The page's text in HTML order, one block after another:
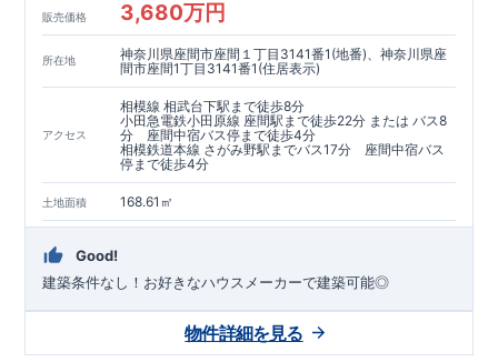
販売価格 3,680万円
所在地
神奈川県座間市座間１丁目3141番1(地番)、神奈川県座
間市座間1丁目3141番1(住居表示)
アクセス
相模線 相武台下駅まで徒歩8分
小田急電鉄小田原線 座間駅まで徒歩22分 または バス8
分 座間中宿バス停まで徒歩4分
相模鉄道本線 さがみ野駅までバス17分 座間中宿バス
停まで徒歩4分
土地面積 168.61㎡
Good!
建築条件なし！お好きなハウスメーカーで建築可能◎
物件詳細を見る